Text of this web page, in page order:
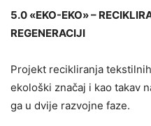
5.0 «EKO-EKO» –
REGENERACIJI
Projekt recikliranja
ekološki značaj i kao takav
ga u dvije razvojne faze.